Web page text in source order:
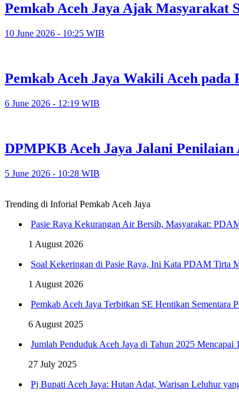
Pemkab Aceh Jaya Ajak Masyarakat
10 June 2026 - 10:25 WIB
Pemkab Aceh Jaya Wakili Aceh pada
6 June 2026 - 12:19 WIB
DPMPKB Aceh Jaya Jalani Penilaian
5 June 2026 - 10:28 WIB
Trending di Inforial Pemkab Aceh Jaya
Pasie Raya Kekurangan Air Bersih, Masyarakat:
1 August 2026
Soal Kekeringan di Pasie Raya, Ini Kata PDAM Tirta
1 August 2026
Pemkab Aceh Jaya Terbitkan SE Hentikan Sementara
6 August 2025
Jumlah Penduduk Aceh Jaya di Tahun 2025 Mencapai
27 July 2025
Pj Bupati Aceh Jaya: Hutan Adat, Warisan Leluhur